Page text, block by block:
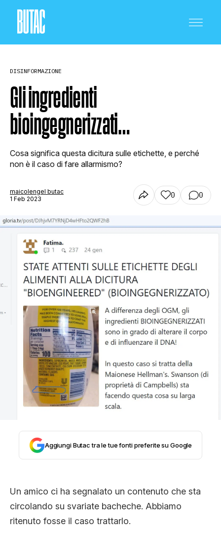
CRONACA E POLITICA
SCIENZA E TECNOLOGIA
SALUTE E MEDICINA
STORIA E CITAZIONI
INTRATTENIMENTO
COMPLOTTI, LEGGENDE URBANE ED
EVERGREEN
EDITORIALI
CLIMA ED ENERGIA
CONTATTI
CHI SIAMO
DISINFORMAZIONE
Gli ingredienti
bioingegnerizzati…
Cosa significa questa dicitura sulle etichette, e perché
non è il caso di fare allarmismo?
maicolengel butac
1 Feb 2023
0 0
Aggiungi Butac tra le tue fonti preferite su Google
Un amico ci ha segnalato un contenuto che sta
circolando su svariate bacheche. Abbiamo
ritenuto fosse il caso trattarlo.